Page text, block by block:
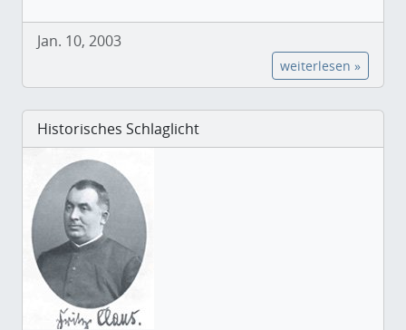
Jan. 10, 2003
weiterlesen »
Historisches Schlaglicht